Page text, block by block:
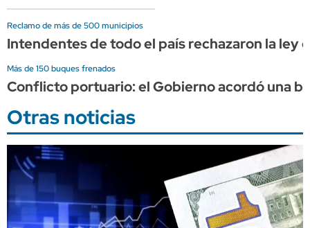
Reclamo de más de 500 municipios
Intendentes de todo el país rechazaron la
Más de 150 buques frenados
Conflicto portuario: el Gobierno acordó una
Otras noticias